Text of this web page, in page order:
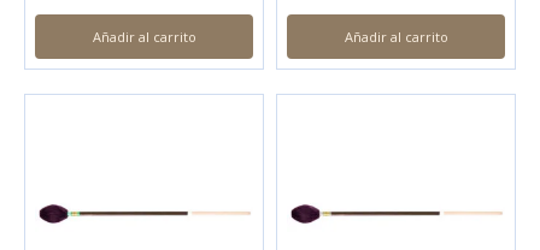
Añadir al carrito Añadir al carrito